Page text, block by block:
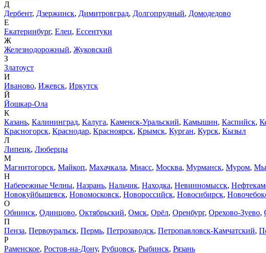
Д
Дербент, Дзержинск, Димитровград, Долгопрудный, Домодедово
Е
Екатеринбург, Елец, Ессентуки
Ж
Железнодорожный, Жуковский
З
Златоуст
И
Иваново, Ижевск, Иркутск
Й
Йошкар-Ола
К
Казань, Калининград, Калуга, Каменск-Уральский, Камышин, Каспийск,
Красногорск, Краснодар, Красноярск, Крымск, Курган, Курск, Кызыл
Л
Липецк, Люберцы
М
Магнитогорск, Майкоп, Махачкала, Миасс, Москва, Мурманск, Муром,
Н
Набережные Челны, Назрань, Нальчик, Находка, Невинномысск,
Новокуйбышевск, Новомосковск, Новороссийск, Новосибирск,
О
Обнинск, Одинцово, Октябрьский, Омск, Орёл, Оренбург, Орехово-Зуево,
П
Пенза, Первоуральск, Пермь, Петрозаводск, Петропавловск-Камчатский,
Р
Раменское, Ростов-на-Дону, Рубцовск, Рыбинск, Рязань